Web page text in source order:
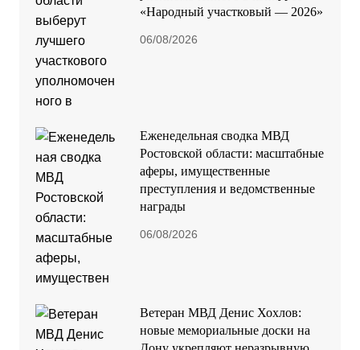
«Народный участковый — 2026»
06/08/2026
Еженедельная сводка МВД
Ростовской области: масштабные
аферы, имущественные
преступления и ведомственные
награды
06/08/2026
Ветеран МВД Денис Хохлов:
новые мемориальные доски на